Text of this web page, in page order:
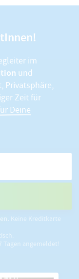
im
und
Privatsphäre,
Zeit für
Deine
Keine Kreditkarte
angemeldet!